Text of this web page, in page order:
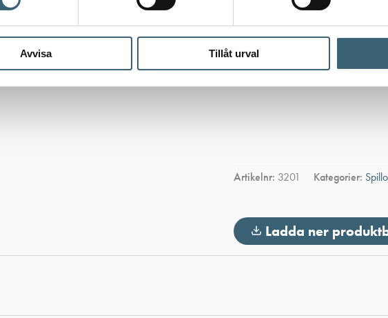
Avvisa Tillåt urval
Artikelnr: 3201 Kategorier:
Ladda ner